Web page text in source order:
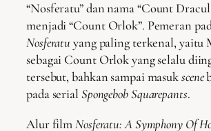
“Nosferatu” dan nama “Count
menjadi “Count Orlok”. Pemeran
Nosferatu yang paling terkenal, yaitu
sebagai Count Orlok yang selalu
tersebut, bahkan sampai masukscene
pada serial Spongebob Squarepants.
Alur filmNosferatu: A Symphony Of